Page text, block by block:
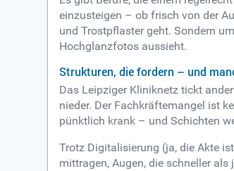
einzusteigen – ob frisch von der
und Trostpflaster geht. Sondern
Hochglanzfotos aussieht.
Strukturen, die fordern – und
Das Leipziger Kliniknetz tickt
nieder. Der Fachkräftemangel ist
pünktlich krank – und Schichten
Trotz Digitalisierung (ja, die Akte
mittragen, Augen, die schneller